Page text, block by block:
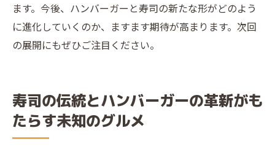
ます。今後、ハンバーガーと寿司の新たな形がどのよう
に進化していくのか、ますます期待が高まります。次回
の展開にもぜひご注目ください。
寿司の伝統とハンバーガーの革新がも
たらす未知のグルメ